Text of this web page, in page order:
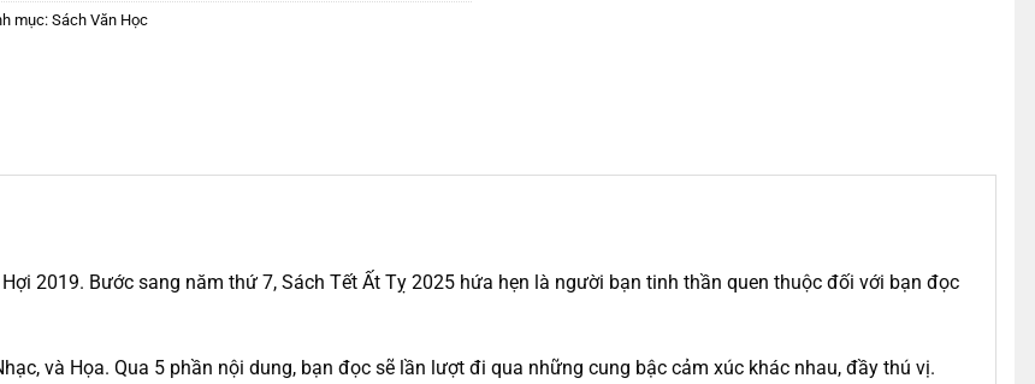
mục:Sách Văn Học
2019. Bước sang năm thứ 7, Sách Tết Ất Tỵ 2025 hứa hẹn là người bạn tinh thần quen thuộc đối với bạn đọc
và Họa. Qua 5 phần nội dung, bạn đọc sẽ lần lượt đi qua những cung bậc cảm xúc khác nhau, đầy thú vị.